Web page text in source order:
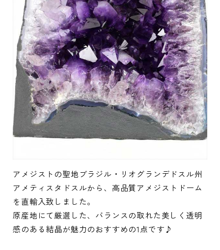
アメジストの聖地ブラジル・リオグランデドスル州
アメティスタドスルから、高品質アメジストドーム
を直輸入致しました。
原産地にて厳選した、バランスの取れた美しく透明
感のある結晶が魅力のおすすめの1点です♪